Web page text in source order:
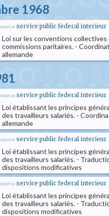
1968
source service public federal interieur
Loi sur les conventions collectives
commissions paritaires. -
allemande
source service public federal interieur
Loi établissant les principes
des travailleurs salariés. -
allemande
source service public federal interieur
Loi établissant les principes
des travailleurs salariés. -
dispositions modificatives
source service public federal interieur
Loi établissant les principes
des travailleurs salariés. -
dispositions modificatives